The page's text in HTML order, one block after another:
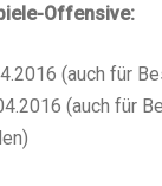
Offensive:
(auch für
(auch für